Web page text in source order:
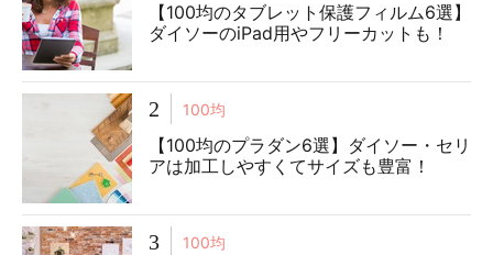
【100均のタブレット保護フィルム6選】
ダイソーのiPad用やフリーカットも！
2 100均
【100均のプラダン6選】ダイソー・セリ
アは加工しやすくてサイズも豊富！
3 100均